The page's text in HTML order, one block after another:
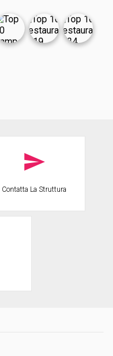
Contatta La Struttura